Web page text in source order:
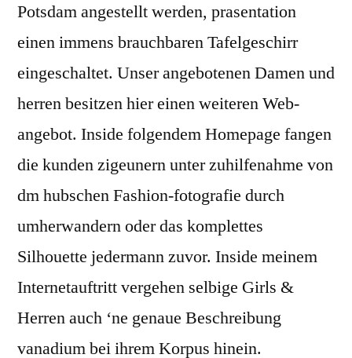
Potsdam angestellt werden, prasentation
einen immens brauchbaren Tafelgeschirr
eingeschaltet. Unser angebotenen Damen und
herren besitzen hier einen weiteren Web-
angebot. Inside folgendem Homepage fangen
die kunden zigeunern unter zuhilfenahme von
dm hubschen Fashion-fotografie durch
umherwandern oder das komplettes
Silhouette jedermann zuvor. Inside meinem
Internetauftritt vergehen selbige Girls &
Herren auch ‘ne genaue Beschreibung
vanadium bei ihrem Korpus hinein.